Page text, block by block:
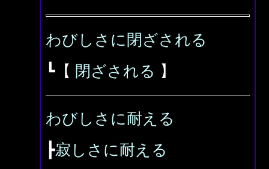
わびしさに閉ざされる
┗【 閉ざされる 】
わびしさに耐える
┣寂しさに耐える